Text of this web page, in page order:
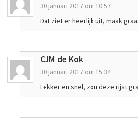
30 januari 2017 om 10:57
Dat ziet er heerlijk uit, maak
CJM de Kok
30 januari 2017 om 15:34
Lekker en snel, zou deze rijst